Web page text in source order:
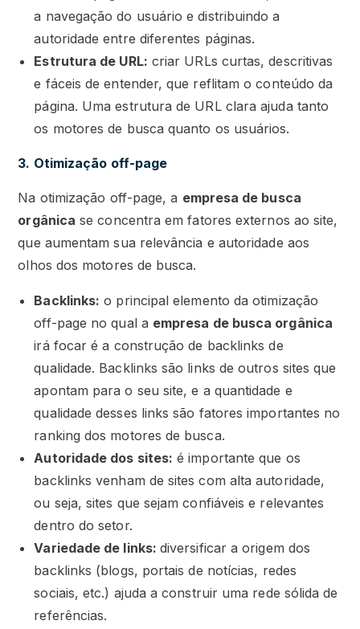
a navegação do usuário e distribuindo a
autoridade entre diferentes páginas.
Estrutura de URL: criar URLs curtas, descritivas
e fáceis de entender, que reflitam o conteúdo da
página. Uma estrutura de URL clara ajuda tanto
os motores de busca quanto os usuários.
3. Otimização off-page
Na otimização off-page, a empresa de busca
orgânica se concentra em fatores externos ao site,
que aumentam sua relevância e autoridade aos
olhos dos motores de busca.
Backlinks: o principal elemento da otimização
off-page no qual a empresa de busca orgânica
irá focar é a construção de backlinks de
qualidade. Backlinks são links de outros sites que
apontam para o seu site, e a quantidade e
qualidade desses links são fatores importantes no
ranking dos motores de busca.
Autoridade dos sites: é importante que os
backlinks venham de sites com alta autoridade,
ou seja, sites que sejam confiáveis e relevantes
dentro do setor.
Variedade de links:diversificar a origem dos
backlinks (blogs, portais de notícias, redes
sociais, etc.) ajuda a construir uma rede sólida de
referências.